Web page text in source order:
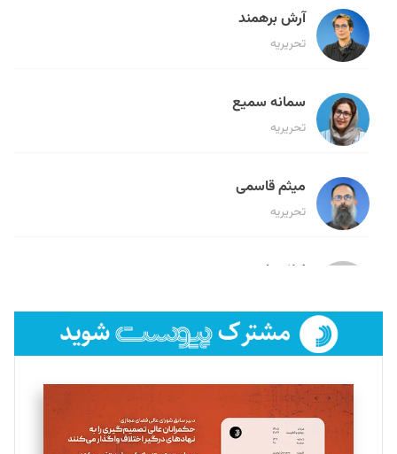
آرش برهمند
تحریریه
سمانه سمیع
تحریریه
میثم قاسمی
تحریریه
لیلا حنارود
فائزه فتحی رستمی
تحریریه
سروش کرمیان